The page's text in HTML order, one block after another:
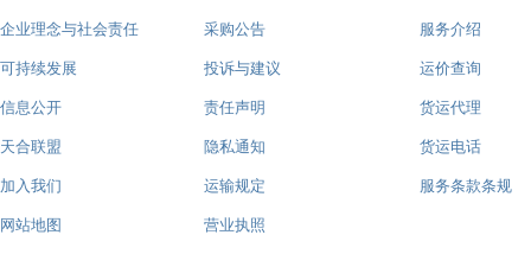
企业理念与社会责任
可持续发展
信息公开
天合联盟
加入我们
网站地图
采购公告
投诉与建议
责任声明
隐私通知
运输规定
营业执照
服务介绍
运价查询
货运代理
货运电话
服务条款条规